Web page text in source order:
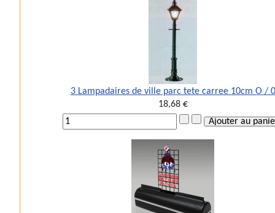
3 Lampadaires de ville parc tete carree 10cm O / 0
18,68 €